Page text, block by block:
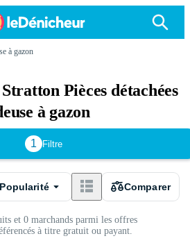
à gazon
Pièces détachées
à gazon
1 Filtre
Popularité Comparer
et 0 marchands parmi les offres
à titre gratuit ou payant.